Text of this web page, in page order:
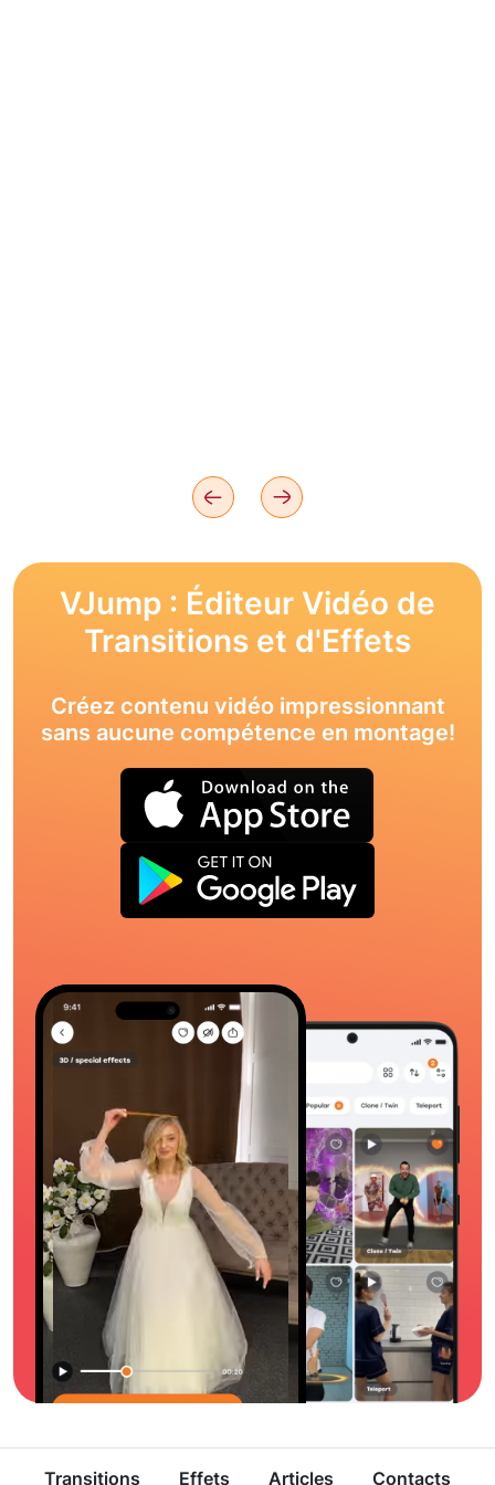
VJump : Éditeur Vidéo de
Transitions et d'Effets
Créez contenu vidéo impressionnant
sans aucune compétence en montage!
Transitions Effets Articles Contacts